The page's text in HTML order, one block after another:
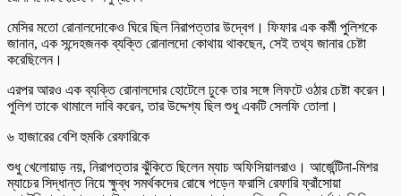
মেসির মতো রোনালদোকেও ঘিরে ছিল নিরাপত্তার উদ্বেগ। ফিফার এক কর্মী পুলিশকে
জানান, এক সন্দেহজনক ব্যক্তি রোনালদো কোথায় থাকছেন, সেই তথ্য জানার চেষ্টা
করেছিলেন।
এরপর আরও এক ব্যক্তি রোনালদোর হোটেলে ঢুকে তার সঙ্গে লিফটে ওঠার চেষ্টা করেন।
পুলিশ তাকে থামালে দাবি করেন, তার উদ্দেশ্য ছিল শুধু একটি সেলফি তোলা।
৬ হাজারের বেশি হুমকি রেফারিকে
শুধু খেলোয়াড় নয়, নিরাপত্তার ঝুঁকিতে ছিলেন ম্যাচ অফিসিয়ালরাও। আর্জেন্টিনা-মিশর
ম্যাচের সিদ্ধান্ত নিয়ে ক্ষুব্ধ সমর্থকদের রোষে পড়েন ফরাসি রেফারি ফ্রাঁসোয়া